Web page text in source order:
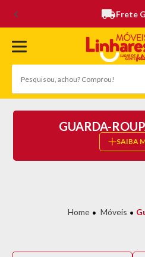
Frete
GUARDA-
SAIBA
Móveis